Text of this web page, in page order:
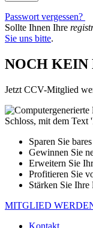
Passwort vergessen?
Sollte Ihnen Ihre
Sie uns bitte.
NOCH
Jetzt CCV-Mitglied
Sparen Sie
Gewinnen Sie
Erweitern Sie
Profitieren Sie
Stärken Sie Ihre
MITGLIED
Kontakt